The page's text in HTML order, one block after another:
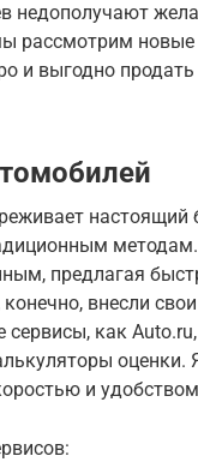
недополучают
рассмотрим новые
и выгодно
методам.
предлагая
внесли
как
оценки.
и